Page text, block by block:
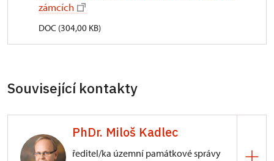
zámcích
DOC (304,00 KB)
Související kontakty
PhDr. Miloš Kadlec
ředitel/ka územní památkové správy